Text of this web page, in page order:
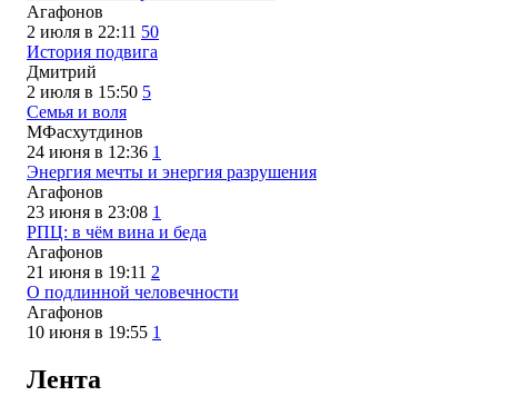
Агафонов
2 июля в 22:11 50
История подвига
Дмитрий
2 июля в 15:50 5
Семья и воля
МФасхутдинов
24 июня в 12:36 1
Энергия мечты и энергия разрушения
Агафонов
23 июня в 23:08 1
РПЦ: в чём вина и беда
Агафонов
21 июня в 19:11 2
О подлинной человечности
Агафонов
10 июня в 19:55 1
Лента